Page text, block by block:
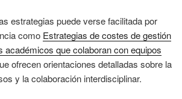
estrategias puede verse facilitada por
como Estrategias de costes de gestión
académicos que colaboran con equipos
ofrecen orientaciones detalladas sobre la
y la colaboración interdisciplinar.